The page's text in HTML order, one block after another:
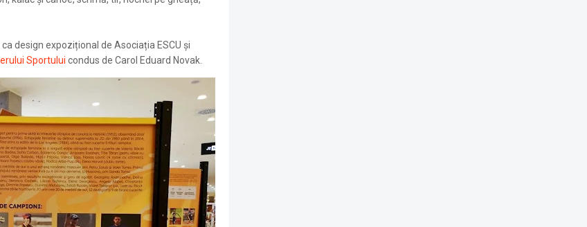
design expozițional de Asociația ESCU și
Sportului condus de Carol Eduard Novak.